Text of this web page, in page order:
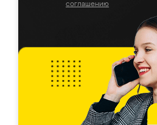
соглашению